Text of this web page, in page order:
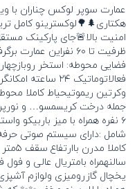
هکتاری🌲🌳لوکسترینو کامل
ظرفیت تا ۶۰ نفراین
فضایی محوطه: استخر
وکرتین ریموتیحیاط کاملا
جمله درخت کریسمسو… و
۶ نفره همراه با میز باربیکو
شامل :دارای سیستم صوتی حرفه
سالنهمراه بامتریال عالی و
یخچال گازرومیزی ولوازم